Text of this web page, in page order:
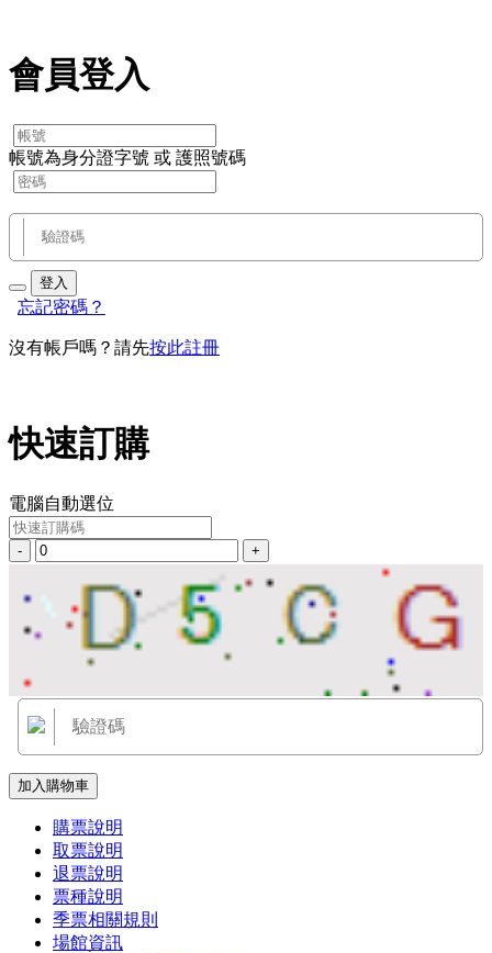
會員登入
帳號為身分證字號 或 護照號碼
登入
忘記密碼？
沒有帳戶嗎？請先按此註冊
快速訂購
電腦自動選位
- +
加入購物車
購票說明
取票說明
退票說明
票種說明
季票相關規則
場館資訊